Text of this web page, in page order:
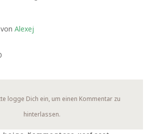
vonAlexej
logge Dich ein, um einen Kommentar zu
hinterlassen.